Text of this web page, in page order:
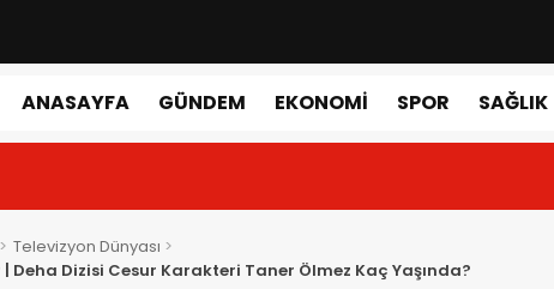
ANASAYFA GÜNDEM EKONOMI SPOR SAĞLIK
Televizyon Dünyası
Deha Dizisi Cesur Karakteri Taner Ölmez Kaç Yaşında?